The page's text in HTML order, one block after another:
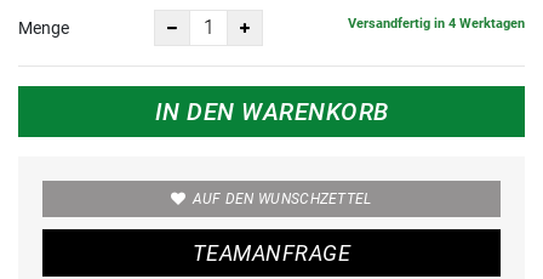
Menge Versandfertig in 4 Werktagen
IN DEN WARENKORB
AUF DEN WUNSCHZETTEL
TEAMANFRAGE